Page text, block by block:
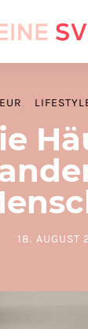
POSTED ON
18. AUGUST